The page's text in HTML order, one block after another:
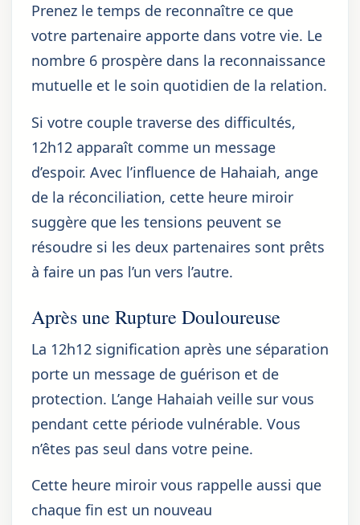
Prenez le temps de reconnaître ce que
votre partenaire apporte dans votre vie. Le
nombre 6 prospère dans la reconnaissance
mutuelle et le soin quotidien de la relation.
Si votre couple traverse des difficultés,
12h12 apparaît comme un message
d’espoir. Avec l’influence de Hahaiah, ange
de la réconciliation, cette heure miroir
suggère que les tensions peuvent se
résoudre si les deux partenaires sont prêts
à faire un pas l’un vers l’autre.
Après une Rupture Douloureuse
La 12h12 signification après une séparation
porte un message de guérison et de
protection. L’ange Hahaiah veille sur vous
pendant cette période vulnérable. Vous
n’êtes pas seul dans votre peine.
Cette heure miroir vous rappelle aussi que
chaque fin est un nouveau